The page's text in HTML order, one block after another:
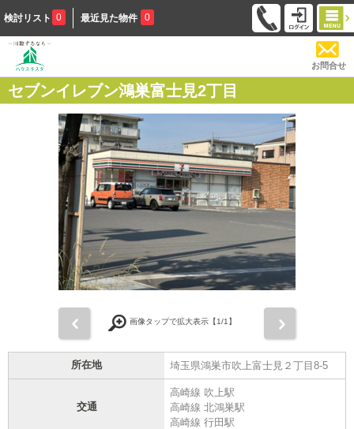
検討リスト 0 最近見た物件 0
お問合せ
セブンイレブン鴻巣富士見2丁目
画像タップで拡大表示【1/1】
所在地 埼玉県鴻巣市吹上富士見２丁目8-5
交通
高崎線 吹上駅
高崎線 北鴻巣駅
高崎線 行田駅